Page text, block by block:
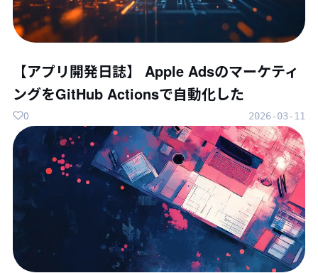
【アプリ開発日誌】 Apple Adsのマーケティ
ングをGitHub Actionsで自動化した
2026-03-11
0